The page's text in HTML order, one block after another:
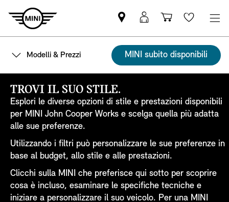
Trovi
partner
MINI
MyMini
login
Carrello
degli
acquisti
Wishlist
Modelli & Prezzi MINI subito disponibili
TROVI IL SUO STILE.
Esplori le diverse opzioni di stile e prestazioni disponibili
per MINI John Cooper Works e scelga quella più adatta
alle sue preferenze.
Utilizzando i filtri può personalizzare le sue preferenze in
base al budget, allo stile e alle prestazioni.
Clicchi sulla MINI che preferisce qui sotto per scoprire
cosa è incluso, esaminare le specifiche tecniche e
iniziare a personalizzare il suo veicolo. Per una MINI